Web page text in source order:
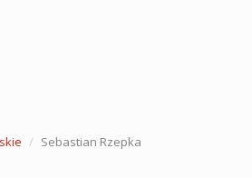
Sebastian Rzepka